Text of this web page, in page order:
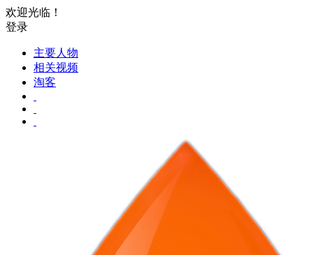
欢迎光临！
登录
主要人物
相关视频
淘客